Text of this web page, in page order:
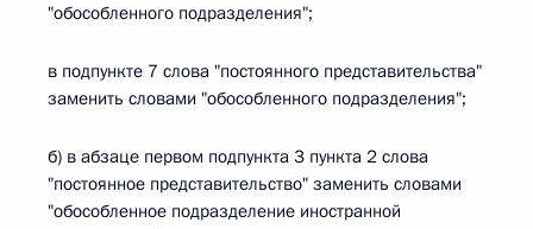
"обособленного подразделения";
в подпункте 7 слова "постоянного представительства"
заменить словами "обособленного подразделения";
б) в абзаце первом подпункта 3 пункта 2 слова
"постоянное представительство" заменить словами
"обособленное подразделение иностранной